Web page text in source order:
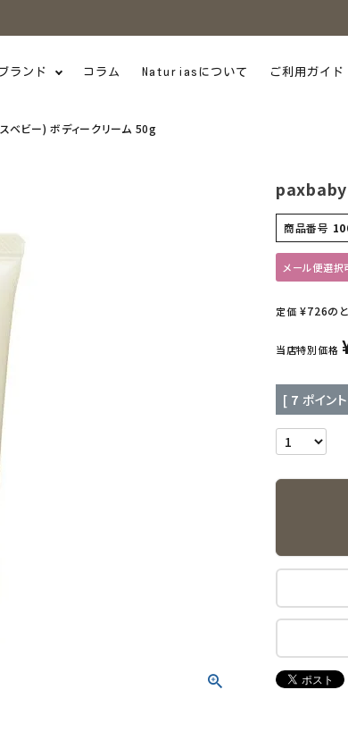
ランド コラム Naturiasについて ご利用ガイド
ベビー) ボディークリーム 50g
商品番号
メール便選択
定価 ¥726の
当店特別価格
[ 7 ポイン